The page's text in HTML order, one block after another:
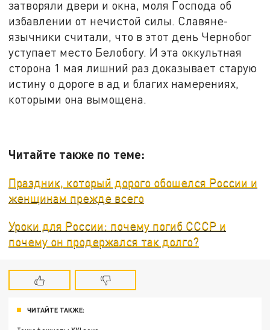
затворяли двери и окна, моля Господа об
избавлении от нечистой силы. Славяне-
язычники считали, что в этот день Чернобог
уступает место Белобогу. И эта оккультная
сторона 1 мая лишний раз доказывает старую
истину о дороге в ад и благих намерениях,
которыми она вымощена.
Читайте также по теме:
Праздник, который дорого обошелся России и
женщинам прежде всего
Уроки для России: почему погиб СССР и
почему он продержался так долго?
ЧИТАЙТЕ ТАКЖЕ: